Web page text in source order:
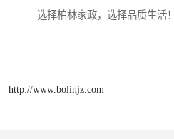
选择柏林家政，选择品质生活！
http://www.bolinjz.com